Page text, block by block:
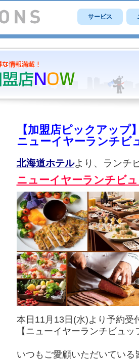
サービス
【加盟店ピックアップ
ニューイヤーランチビ
北海道ホテルより、ランチ
ニューイヤーランチビ
本日11月13日(水)より予約受
【ニューイヤーランチビュ
いつもご愛顧いただいている